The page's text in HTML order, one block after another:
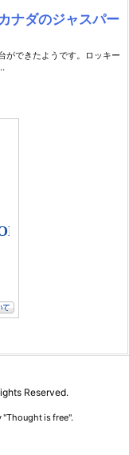
Reserved.
"Thought is free".